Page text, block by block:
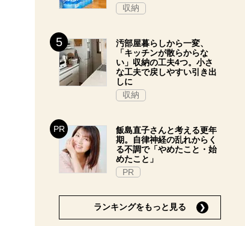
収納
汚部屋暮らしから一変、
「キッチンが散らからな
い」収納の工夫4つ。小さ
な工夫で戻しやすい引き出
しに
収納
飯島直子さんと考える更年
期。自律神経の乱れからく
る不調で「やめたこと・始
めたこと」
PR
ランキングをもっと見る